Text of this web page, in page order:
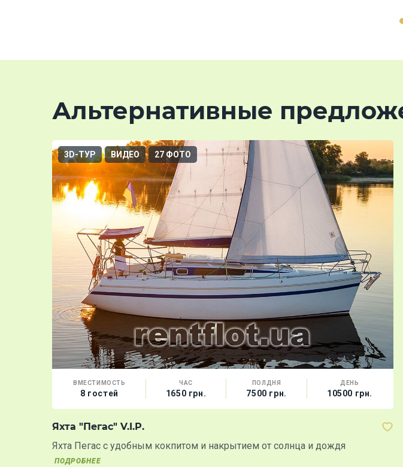
Альтернативные
3D-ТУР ВИДЕО 27 ФОТО
ВМЕСТИМОСТЬ
8 гостей
ЧАС
1650 грн.
ПОЛДНЯ
7500 грн.
ДЕНЬ
10500 грн.
Яхта "Пегас" V.I.P.
Яхта Пегас с удобным кокпитом и накрытием от солнца и дождя
ПОДРОБНЕЕ